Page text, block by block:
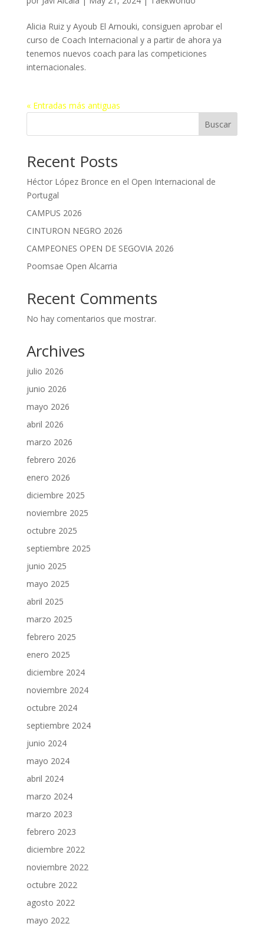
Alicia Ruiz y Ayoub El Arnouki, consiguen aprobar el
curso de Coach Internacional y a partir de ahora ya
tenemos nuevos coach para las competiciones
internacionales.
« Entradas más antiguas
Buscar
Recent Posts
Héctor López Bronce en el Open Internacional de
Portugal
CAMPUS 2026
CINTURON NEGRO 2026
CAMPEONES OPEN DE SEGOVIA 2026
Poomsae Open Alcarria
Recent Comments
No hay comentarios que mostrar.
Archives
julio 2026
junio 2026
mayo 2026
abril 2026
marzo 2026
febrero 2026
enero 2026
diciembre 2025
noviembre 2025
octubre 2025
septiembre 2025
junio 2025
mayo 2025
abril 2025
marzo 2025
febrero 2025
enero 2025
diciembre 2024
noviembre 2024
octubre 2024
septiembre 2024
junio 2024
mayo 2024
abril 2024
marzo 2024
marzo 2023
febrero 2023
diciembre 2022
noviembre 2022
octubre 2022
agosto 2022
mayo 2022